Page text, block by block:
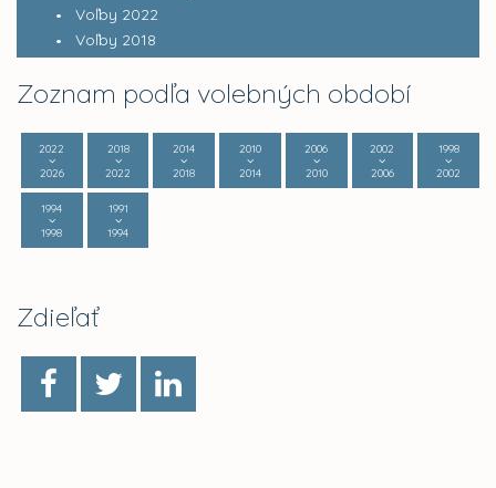
Voľby 2022
Voľby 2018
Zoznam podľa volebných období
2022
2026
2018
2022
2014
2018
2010
2014
2006
2010
2002
2006
1998
2002
1994
1998
1991
1994
Zdieľať